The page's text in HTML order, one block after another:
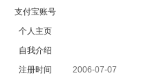
支付宝账号
个人主页
自我介绍
注册时间
2006-07-07